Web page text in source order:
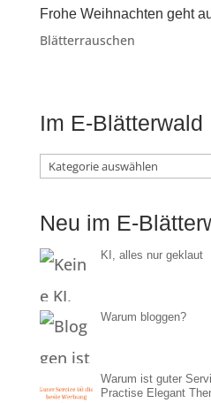
Frohe Weihnachten geht
Blätterrauschen
Im E-Blätterwald
Im
Blätterwald
Neu im E-
KI, alles nur geklaut
Warum bloggen?
Warum ist guter
Practise Elegant